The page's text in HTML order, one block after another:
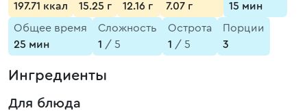
197.71 ккал
15.25 г
12.16 г
7.07 г
15 мин
Общее время
25 мин
Сложность
1 / 5
Острота
1 / 5
Порции
3
Ингредиенты
Для блюда